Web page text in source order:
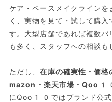
ケア・ベースメイクライン
く、実物を見て・試して購
す。大型店舗であれば複数バ
も多く、スタッフへの相談も
ただし、在庫の確実性・価
mazon・楽天市場・
にQoo10ではブランド公式